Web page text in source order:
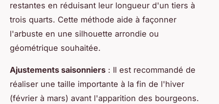
restantes en réduisant leur longueur d'un tiers à
trois quarts. Cette méthode aide à façonner
l'arbuste en une silhouette arrondie ou
géométrique souhaitée.
Ajustements saisonniers : Il est recommandé de
réaliser une taille importante à la fin de l'hiver
(février à mars) avant l'apparition des bourgeons.